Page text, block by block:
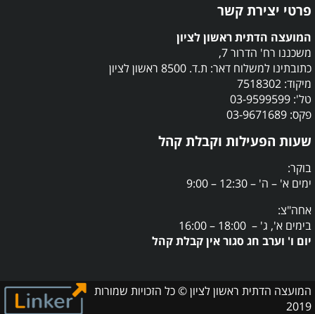
פרטי יצירת קשר
המועצה הדתית ראשון לציון
משכננו רח' הדרור 7,
כתובתינו למשלוח דאר: ת.ד. 8500 ראשון לציון
מיקוד: 7518302
טל': 03-9599599
פקס: 03-9671689
שעות הפעילות וקבלת קהל
בוקר:
ימים א' – ה' – 12:30 – 9:00
אחה"צ:
בימים א', ג' – 18:00 – 16:00
יום ו' וערב חג סגור אין קבלת קהל
המועצה הדתית ראשון לציון © כל הזכויות שמורות
2019